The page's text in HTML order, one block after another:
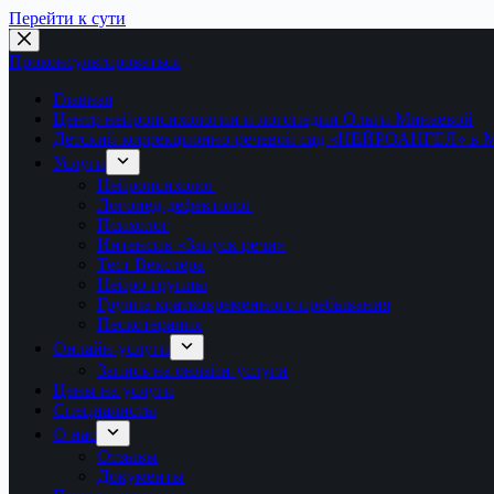
Перейти к сути
Проконсультироваться
Главная
Центр нейропсихологии и логопедии Ольги Минаевой
Детский коррекционно-речевой сад «НЕЙРОАНГЕЛ» в
Услуги
Нейропсихолог
Логопед-дефектолог
Психолог
Интенсив «Запуск речи»
Тест Векслера
Нейро группы
Группа кратковременного пребывания
Пескотерапия
Онлайн-услуги
Запись на онлайн-услуги
Цены на услуги
Специалисты
О нас
Отзывы
Документы